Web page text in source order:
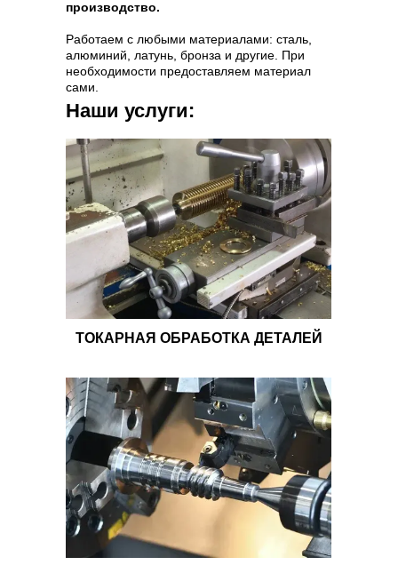
Наши услуги:
ТОКАРНАЯ ОБРАБОТКА ДЕТАЛЕЙ
производство.
Работаем с любыми материалами: сталь,
алюминий, латунь, бронза и другие. При
необходимости предоставляем материал
сами.